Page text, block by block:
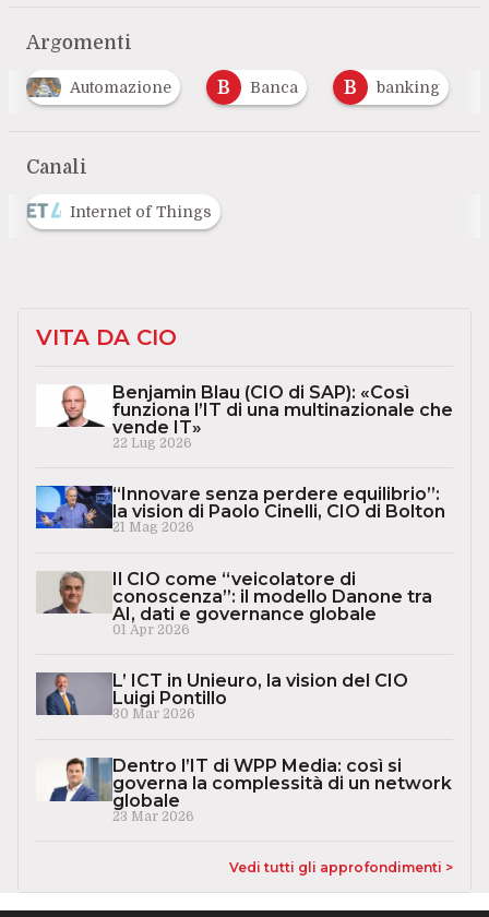
Argomenti
Automazione B Banca B banking
Canali
Internet of Things
VITA DA CIO
Benjamin Blau (CIO di SAP): «Così
funziona l’IT di una multinazionale che
vende IT»
22 Lug 2026
“Innovare senza perdere equilibrio”:
la vision di Paolo Cinelli, CIO di Bolton
21 Mag 2026
Il CIO come “veicolatore di
conoscenza”: il modello Danone tra
AI, dati e governance globale
01 Apr 2026
L’ ICT in Unieuro, la vision del CIO
Luigi Pontillo
30 Mar 2026
Dentro l’IT di WPP Media: così si
governa la complessità di un network
globale
23 Mar 2026
Vedi tutti gli approfondimenti >